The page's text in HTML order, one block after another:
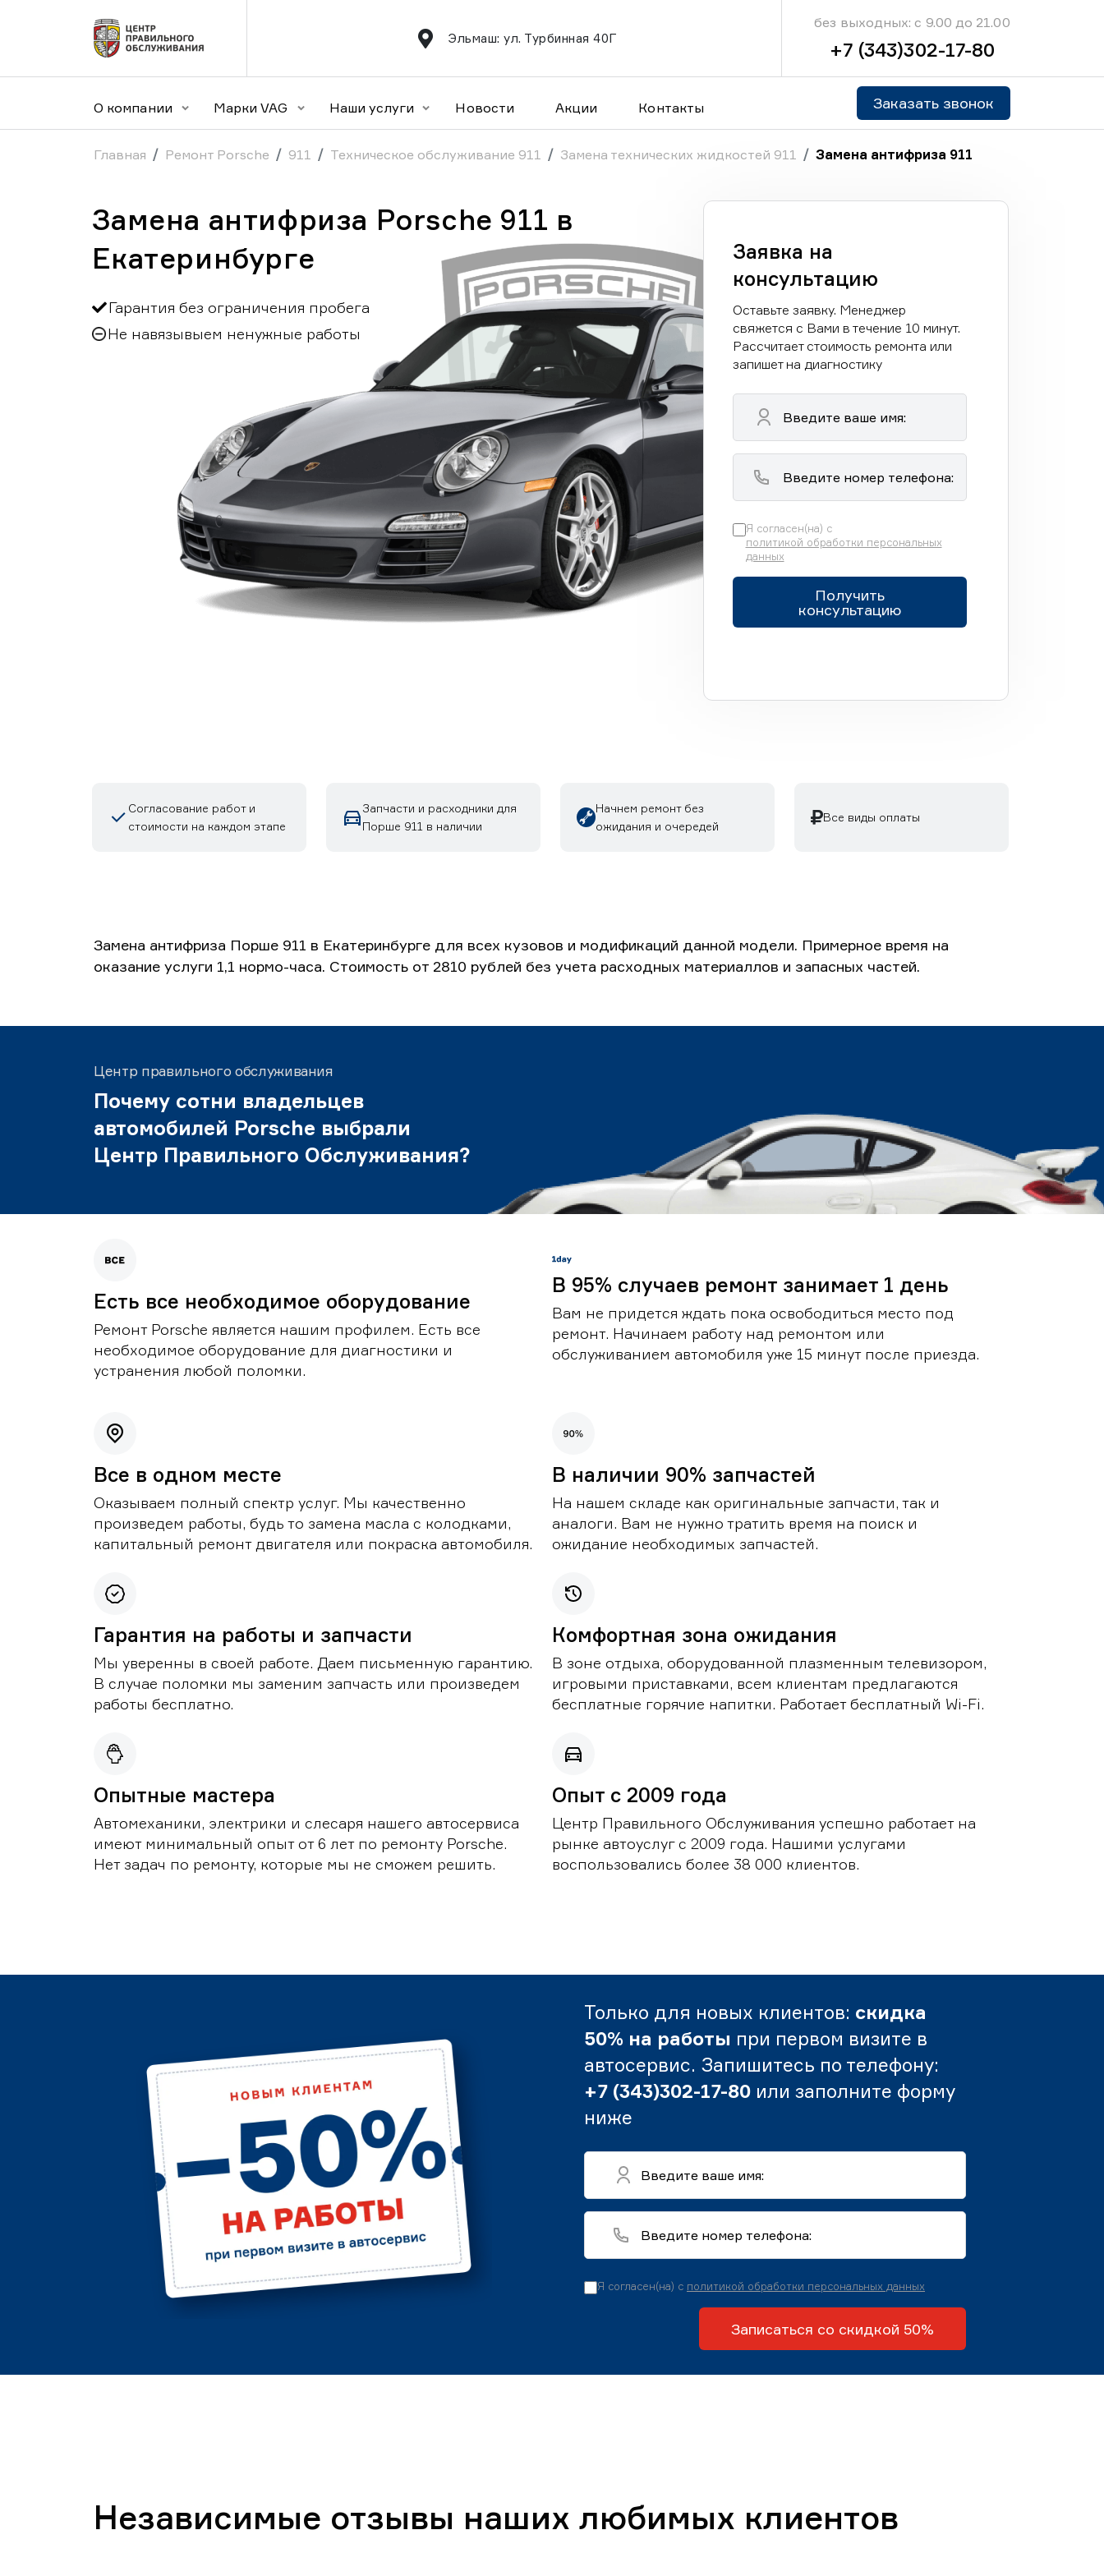
Эльмаш: ул. Турбинная 40Г
без выходных: с 9.00 до 21.00
+7 (343)302-17-80
О компании Марки VAG Наши услуги Новости Акции Контакты Заказать звонок
Главная Ремонт Porsche 911 Техническое обслуживание 911 Замена технических жидкостей 911 Замена антифриза 911
Замена антифриза Porsche 911 в
Екатеринбурге
Гарантия без ограничения пробега
Не навязывыем ненужные работы
Заявка на
консультацию
Оставьте заявку. Менеджер
свяжется с Вами в течение 10 минут.
Рассчитает стоимость ремонта или
запишет на диагностику
Я согласен(на) с
политикой обработки персональных
данных
Получить
консультацию
Согласование работ и
стоимости на каждом этапе
Запчасти и расходники для
Порше 911 в наличии
Начнем ремонт без
ожидания и очередей
Все виды оплаты
Замена антифриза Порше 911 в Екатеринбурге для всех кузовов и модификаций данной модели. Примерное время на
оказание услуги 1,1 нормо-часа. Стоимость от 2810 рублей без учета расходных материаллов и запасных частей.
Центр правильного обслуживания
Почему сотни владельцев
автомобилей Porsche выбрали
Центр Правильного Обслуживания?
Есть все необходимое оборудование
Ремонт Porsche является нашим профилем. Есть все
необходимое оборудование для диагностики и
устранения любой поломки.
В 95% случаев ремонт занимает 1 день
Вам не придется ждать пока освободиться место под
ремонт. Начинаем работу над ремонтом или
обслуживанием автомобиля уже 15 минут после приезда.
Все в одном месте
Оказываем полный спектр услуг. Мы качественно
произведем работы, будь то замена масла с колодками,
капитальный ремонт двигателя или покраска автомобиля.
В наличии 90% запчастей
На нашем складе как оригинальные запчасти, так и
аналоги. Вам не нужно тратить время на поиск и
ожидание необходимых запчастей.
Гарантия на работы и запчасти
Мы уверенны в своей работе. Даем письменную гарантию.
В случае поломки мы заменим запчасть или произведем
работы бесплатно.
Комфортная зона ожидания
В зоне отдыха, оборудованной плазменным телевизором,
игровыми приставками, всем клиентам предлагаются
бесплатные горячие напитки. Работает бесплатный Wi-Fi.
Опытные мастера
Автомеханики, электрики и слесаря нашего автосервиса
имеют минимальный опыт от 6 лет по ремонту Porsche.
Нет задач по ремонту, которые мы не сможем решить.
Опыт с 2009 года
Центр Правильного Обслуживания успешно работает на
рынке автоуслуг с 2009 года. Нашими услугами
воспользовались более 38 000 клиентов.
Только для новых клиентов: скидка
50% на работы при первом визите в
автосервис. Запишитесь по телефону:
+7 (343)302-17-80 или заполните форму
ниже
Я согласен(на) с политикой обработки персональных данных
Записаться со скидкой 50%
Независимые отзывы наших любимых клиентов